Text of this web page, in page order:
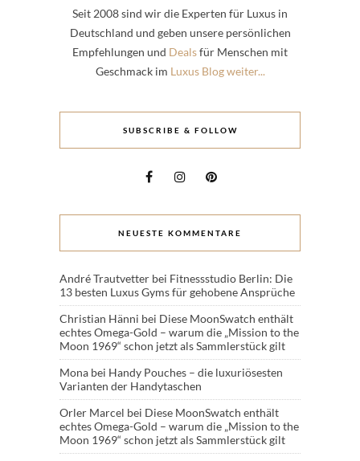
Seit 2008 sind wir die Experten für Luxus in
Deutschland und geben unsere persönlichen
Empfehlungen und Dealsfür Menschen mit
Geschmack im Luxus Blog weiter...
SUBSCRIBE & FOLLOW
NEUESTE KOMMENTARE
André Trautvetter bei Fitnessstudio Berlin: Die
13 besten Luxus Gyms für gehobene Ansprüche
Christian Hänni bei Diese MoonSwatch enthält
echtes Omega-Gold – warum die „Mission to the
Moon 1969“ schon jetzt als Sammlerstück gilt
Mona bei Handy Pouches – die luxuriösesten
Varianten der Handytaschen
Orler Marcel bei Diese MoonSwatch enthält
echtes Omega-Gold – warum die „Mission to the
Moon 1969“ schon jetzt als Sammlerstück gilt